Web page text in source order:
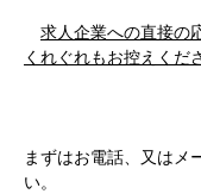
求人企業への直接の
くれぐれもお控えくだ
まずはお電話、又はメ
い。